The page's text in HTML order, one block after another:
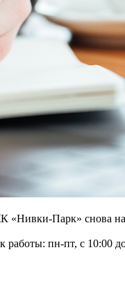
Парк» снова
пн-пт, с 10:00